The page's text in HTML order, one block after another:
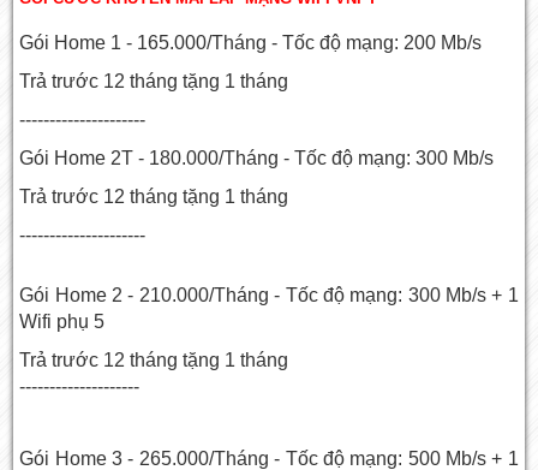
Gói Home 1 - 165.000/Tháng - Tốc độ mạng: 200 Mb/s
Trả trước 12 tháng tặng 1 tháng
---------------------
Gói Home 2T - 180.000/Tháng - Tốc độ mạng: 300 Mb/s
Trả trước 12 tháng tặng 1 tháng
---------------------
Gói Home 2 - 210.000/Tháng - Tốc độ mạng: 300 Mb/s + 1
Wifi phụ 5
Trả trước 12 tháng tặng 1 tháng
--------------------
Gói Home 3 - 265.000/Tháng - Tốc độ mạng: 500 Mb/s + 1